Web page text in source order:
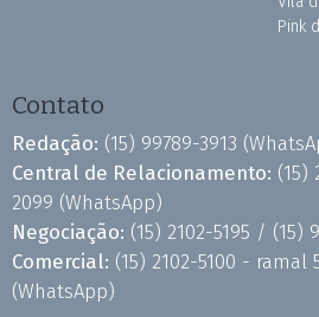
Pink
Contato
Redação: (15) 99789-3913
Central de Relacionamento: (15)
2099 (WhatsApp)
Negociação: (15) 2102-5195 / (15)
Comercial: (15) 2102-5100 - ramal
(WhatsApp)